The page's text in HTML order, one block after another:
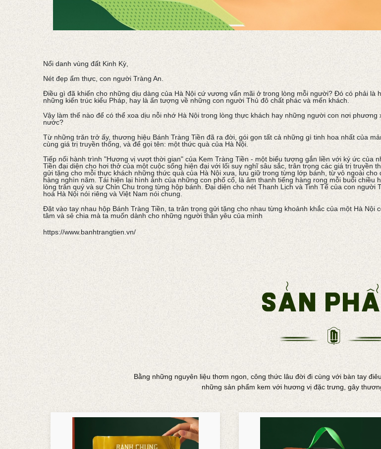
Nổi danh vùng đất Kinh Kỳ,
Nét đẹp ẩm thực, con người Tràng An.
Điều gì đã khiến cho những dịu dàng của Hà Nội cứ vương vấn mãi ở trong lòng mỗi người? Đó có phải
những kiến trúc kiểu Pháp, hay là ấn tượng về những con người Thủ đô chất phác và mến khách.
Vậy làm thế nào để có thể xoa dịu nỗi nhớ Hà Nội trong lòng thực khách hay những người con nơi
nước?
Từ những trăn trở ấy, thương hiệu Bánh Tràng Tiền đã ra đời, gói gọn tất cả những gì tinh hoa nhất của
cùng giá trị truyền thống, và để gọi tên: một thức quà của Hà Nội.
Tiếp nối hành trình "Hương vị vượt thời gian" của Kem Tràng Tiền - một biểu tượng gắn liền với ký ức
Tiền đại diện cho hơi thở của một cuộc sống hiện đại với lối suy nghĩ sâu sắc, trân trọng các giá trị
gửi tặng cho mỗi thực khách những thức quà của Hà Nội xưa, lưu giữ trong từng lớp bánh, từ vỏ ngoài
hàng nghìn năm. Tái hiện lại hình ảnh của những con phố cổ, là âm thanh tiếng hàng rong mỗi buổi
lòng trân quý và sự Chỉn Chu trong từng hộp bánh. Đại diện cho nét Thanh Lịch và Tinh Tế của con người
hoá Hà Nội nói riêng và Việt Nam nói chung.
Đặt vào tay nhau hộp Bánh Tràng Tiền, ta trân trọng gửi tặng cho nhau từng khoảnh khắc của một Hà
tâm và sẻ chia mà ta muốn dành cho những người thân yêu của mình
https://www.banhtrangtien.vn/
Sản
Bằng những nguyên liệu thơm ngon, công thức lâu đời đi cùng với bàn tay
những sản phẩm kem với hương vị đặc trưng, gây